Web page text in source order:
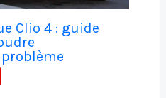
Clio 4 : guide